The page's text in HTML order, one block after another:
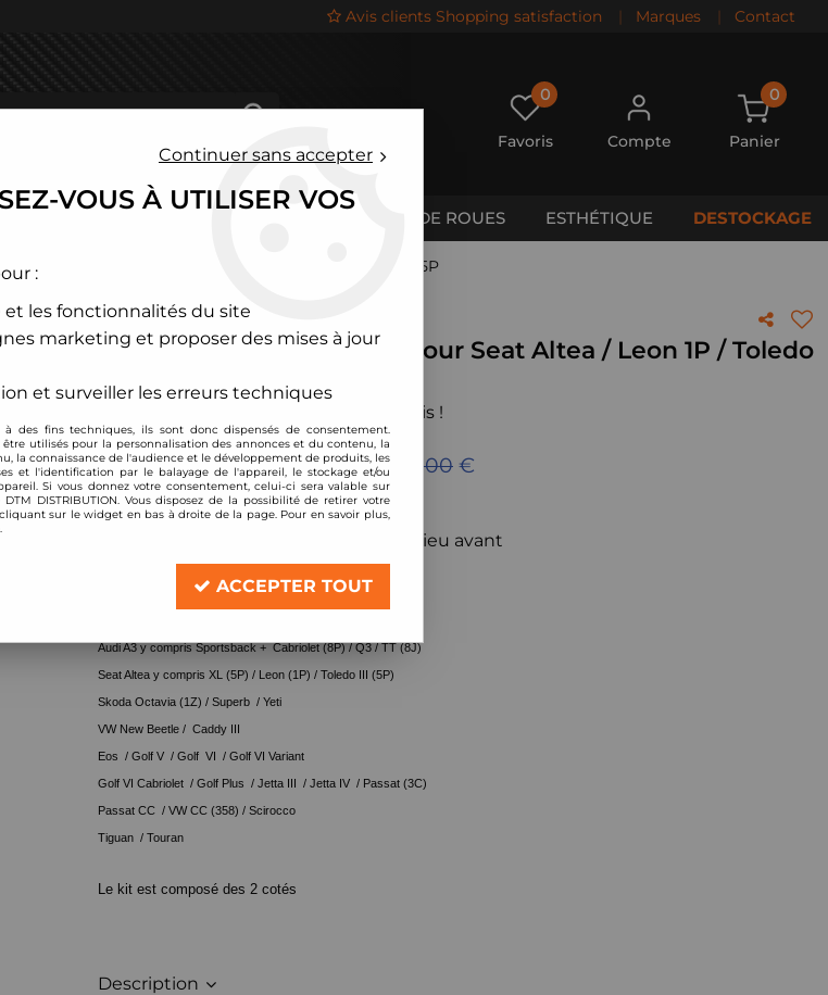
Avis clients Shopping satisfaction | Marques | Contact
0
Favoris Compte
0
Panier
CALES DE ROUES ESTHÉTIQUE DESTOCKAGE
rotulées avant pour Seat Altea / Leon 1P / Toledo 5P
TA TECHNIX
Coupelles rotulées avant pour Seat Altea / Leon 1P / Toledo
Soyez le premier à donner votre avis !
199,00 €TTC au lieu de229,00 €
Réf. : 112VW004_
Coupelles rotulées réglables pour essieu avant
spécial pour combinés filetés
Audi A3 y compris Sportsback + Cabriolet (8P) / Q3 / TT (8J)
Seat Altea y compris XL (5P) / Leon (1P) / Toledo III (5P)
Skoda Octavia (1Z) / Superb / Yeti
VW New Beetle / Caddy III
Eos / Golf V / Golf VI / Golf VI Variant
Golf VI Cabriolet / Golf Plus / Jetta III / Jetta IV / Passat (3C)
Passat CC / VW CC (358) / Scirocco
Tiguan / Touran
Le kit est composé des 2 cotés
Description
Continuer sans accepter
VOUS À UTILISER VOS
:
les fonctionnalités du site
marketing et proposer des mises à jour
et surveiller les erreurs techniques
à des fins techniques, ils sont donc dispensés de consentement.
utilisés pour la personnalisation des annonces et du contenu, la
la connaissance de l'audience et le développement de produits, les
et l'identification par le balayage de l'appareil, le stockage et/ou
Si vous donnez votre consentement, celui-ci sera valable sur
DISTRIBUTION. Vous disposez de la possibilité de retirer votre
sur le widget en bas à droite de la page. Pour en savoir plus,
ACCEPTER TOUT